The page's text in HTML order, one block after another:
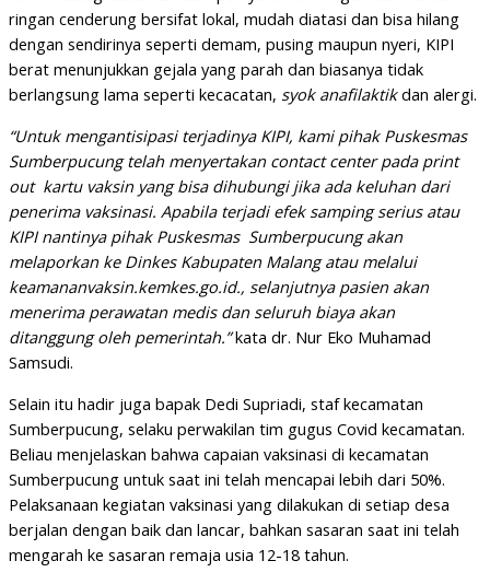
ringan cenderung bersifat lokal, mudah diatasi dan bisa hilang
dengan sendirinya seperti demam, pusing maupun nyeri, KIPI
berat menunjukkan gejala yang parah dan biasanya tidak
berlangsung lama seperti kecacatan, syok anafilaktikdan alergi.
“Untuk mengantisipasi terjadinya KIPI, kami pihak Puskesmas
Sumberpucung telah menyertakan contact center pada print
out kartu vaksin yang bisa dihubungi jika ada keluhan dari
penerima vaksinasi. Apabila terjadi efek samping serius atau
KIPI nantinya pihak Puskesmas Sumberpucung akan
melaporkan ke Dinkes Kabupaten Malang atau melalui
keamananvaksin.kemkes.go.id., selanjutnya pasien akan
menerima perawatan medis dan seluruh biaya akan
ditanggung oleh pemerintah.”kata dr. Nur Eko Muhamad
Samsudi.
Selain itu hadir juga bapak Dedi Supriadi, staf kecamatan
Sumberpucung, selaku perwakilan tim gugus Covid kecamatan.
Beliau menjelaskan bahwa capaian vaksinasi di kecamatan
Sumberpucung untuk saat ini telah mencapai lebih dari 50%.
Pelaksanaan kegiatan vaksinasi yang dilakukan di setiap desa
berjalan dengan baik dan lancar, bahkan sasaran saat ini telah
mengarah ke sasaran remaja usia 12-18 tahun.